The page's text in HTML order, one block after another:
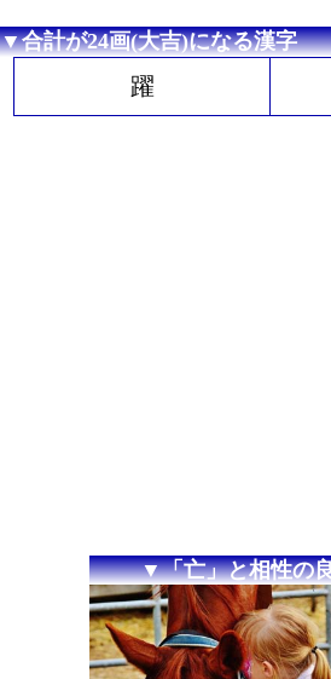
▼合計が24画(大吉)になる漢字
躍
▼「亡」と相性の